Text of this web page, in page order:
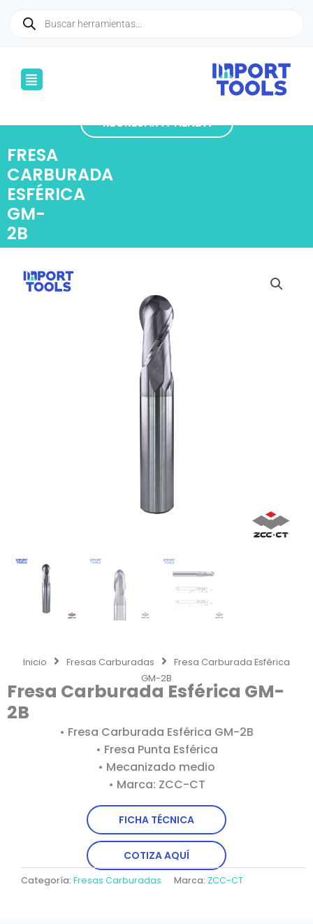
productos
Menú
FRESA
CARBURADA
ESFÉRICA
GM-
2B
REGRESAR A TIENDA
Inicio Fresas Carburadas
Fresa Carburada Esférica
GM-2B
Fresa Carburada Esférica GM-
2B
• Fresa Carburada Esférica GM-2B
• Fresa Punta Esférica
• Mecanizado medio
• Marca: ZCC-CT
FICHA TÉCNICA
COTIZA AQUÍ
Categoría: Fresas Carburadas Marca: ZCC-CT